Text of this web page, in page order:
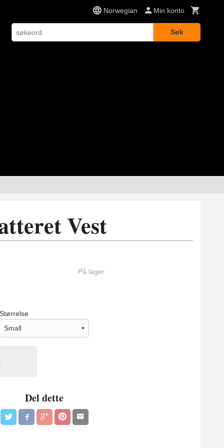
Norwegian Min konto
Søk
Vest
På lager
Størrelse
Del dette